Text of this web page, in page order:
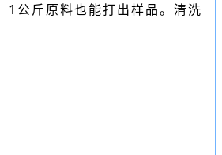
1公斤原料也能打出样品。清洗